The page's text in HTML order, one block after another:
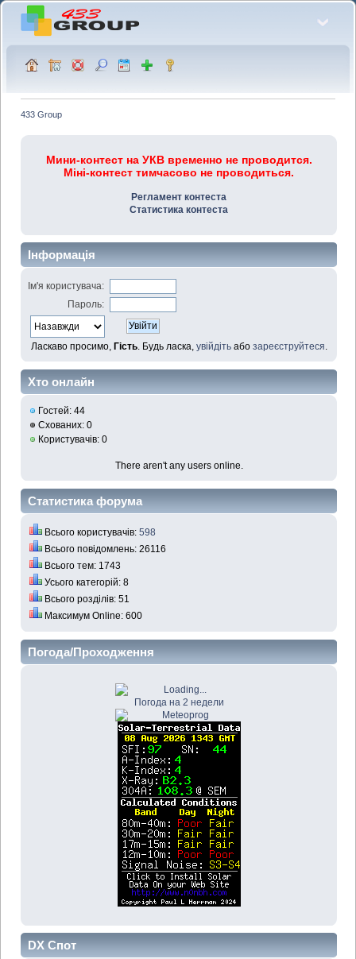
433 Group
Мини-контест на УКВ временно не проводится.
Міні-контест тимчасово не проводиться.
Регламент контеста
Статистика контеста
Інформація
Ім'я користувача:
Пароль:
Ласкаво просимо, Гість. Будь ласка, увійдітьабо зареєструйтеся.
Хто онлайн
Гостей: 44
Схованих: 0
Користувачів: 0
There aren't any users online.
Статистика форума
Всього користувачів:598
Всього повідомлень: 26116
Всього тем: 1743
Усього категорій: 8
Всього розділів: 51
Максимум Online: 600
Погода/Проходження
Погода на 2 недели
DX Спот